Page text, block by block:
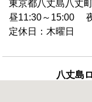
東京都八丈島八丈
昼11:30～15:00
定休日：木曜日
八丈島